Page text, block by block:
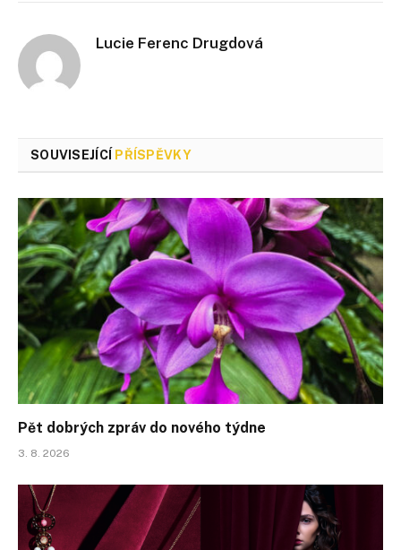
Lucie Ferenc Drugdová
SOUVISEJÍCÍ PŘÍSPĚVKY
Pět dobrých zpráv do nového týdne
3. 8. 2026